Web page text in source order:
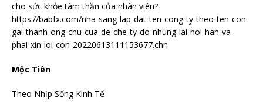
cho sức khỏe tâm thần của nhân viên?
https://babfx.com/nha-sang-lap-dat-ten-cong-ty-theo-ten-con-
gai-thanh-ong-chu-cua-de-che-ty-do-nhung-lai-hoi-han-va-
phai-xin-loi-con-20220613111153677.chn
Mộc Tiên
Theo Nhịp Sống Kinh Tế